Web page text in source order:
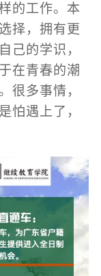
的工作。本
择，拥有更
己的学识，
在青春的潮
很多事情，
怕遇上了，